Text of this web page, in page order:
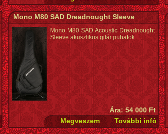
Mono M80 SAD Dreadnought Sleeve
Mono M80 SAD Acoustic Dreadnought
Sleeve akusztikus gitár puhatok.
Ára: 54 000 Ft